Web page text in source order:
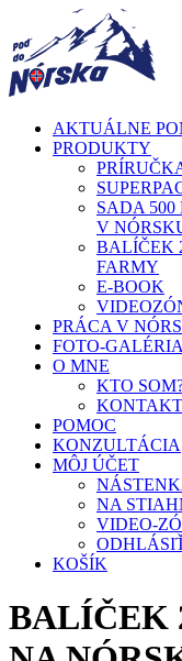
AKTUÁLNE
PRODUKTY
SADA
V
BALÍČEK
FARMY
E-BOOK
PRÁCA V
FOTO-GALÉRIA
O MNE
KTO
KONTAKT
POMOC
KONZULTÁCIA
MÔJ ÚČET
NA
VIDEO-
KOŠÍK
BALÍČEK